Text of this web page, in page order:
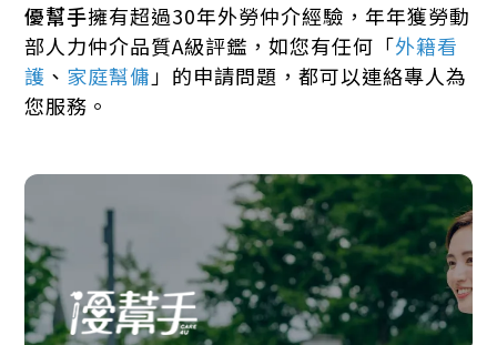
優幫手擁有超過30年外勞仲介經驗，年年獲勞動
部人力仲介品質A級評鑑，如您有任何「外籍看
護 、 家庭幫傭 」的申請問題，都可以連絡專人為
您服務。